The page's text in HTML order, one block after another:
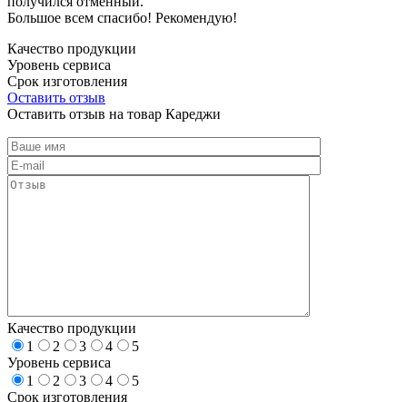
Большое всем спасибо! Рекомендую!
Качество продукции
Уровень сервиса
Срок изготовления
Оставить отзыв
Оставить отзыв на товар Кареджи
Качество продукции
1
2 3 4
5
Уровень сервиса
1
2 3 4
5
Срок изготовления